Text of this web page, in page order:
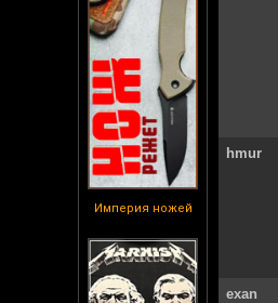
Империя ножей
hmur
exan